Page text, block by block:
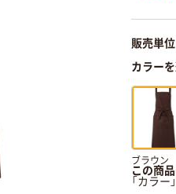
販売単
カラー
ブラウン
この商
「カラー